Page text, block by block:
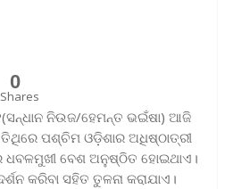
0
Shares
ନିଉଜ/ହେମନ୍ତ ଭଇଁଷା) ଆଜି
ତିଥିରେ ପଶ୍ଚିମ ଓଡ଼ିଶାର ଅଧିଷ୍ଠାତ୍ରୀ
ଧବଳମୁଖୀ ବେଶ ଅନୁଷ୍ଠିତ ହୋଇଥାଏ।
କରିବା ସହିତ ତୁଳନା କରାଯାଏ।